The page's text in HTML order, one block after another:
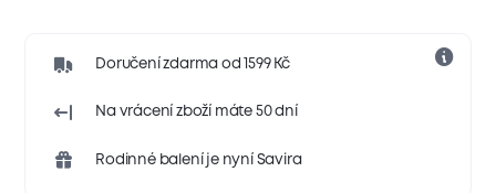
Doručení zdarma od 1599 Kč
Na vrácení zboží máte 50 dní
Rodinné balení je nyní Savira